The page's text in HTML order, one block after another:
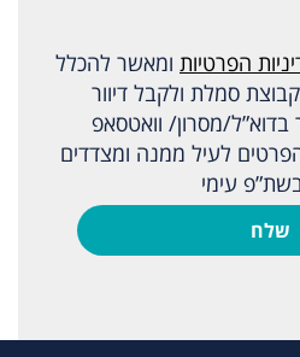
הפרטיות ומאשר להכלל
סמלת ולקבל דיוור
בדוא”ל/מסרון/ וואטסאפ
לעיל ממנה ומצדדים
עימי
שלח